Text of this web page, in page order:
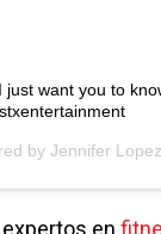
just want you to
by Jennifer Lopez